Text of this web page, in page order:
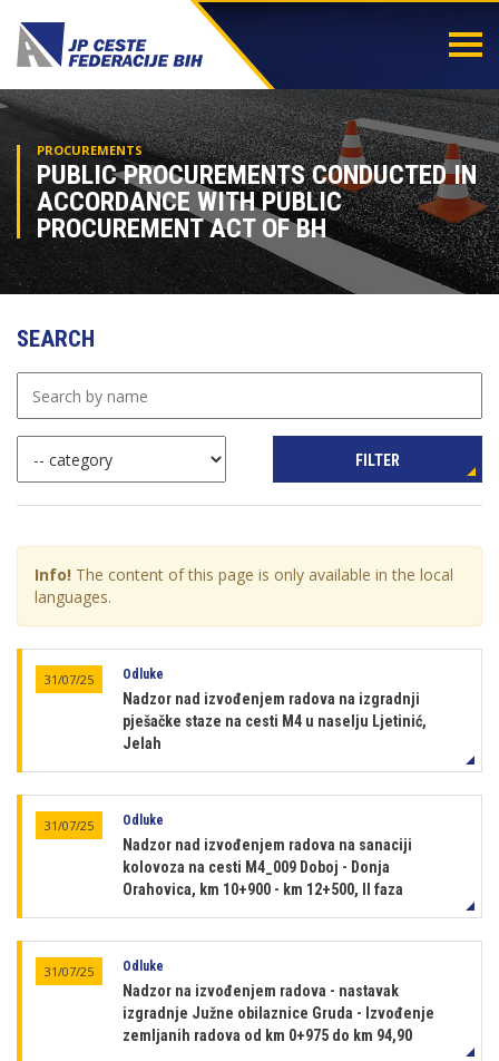
PROCUREMENTS
PUBLIC PROCUREMENTS CONDUCTED IN
ACCORDANCE WITH PUBLIC
PROCUREMENT ACT OF BH
SEARCH
FILTER
Info! The content of this page is only available in the local
languages.
31/07/25 Odluke
Nadzor nad izvođenjem radova na izgradnji
pješačke staze na cesti M4 u naselju Ljetinić,
Jelah
31/07/25 Odluke
Nadzor nad izvođenjem radova na sanaciji
kolovoza na cesti M4_009 Doboj - Donja
Orahovica, km 10+900 - km 12+500, II faza
31/07/25 Odluke
Nadzor na izvođenjem radova - nastavak
izgradnje Južne obilaznice Gruda - Izvođenje
zemljanih radova od km 0+975 do km 94,90